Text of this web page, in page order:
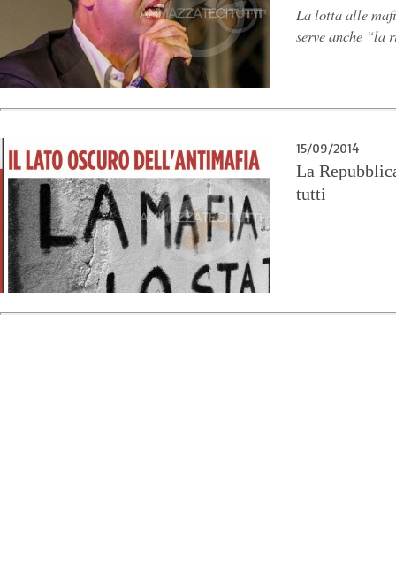
La lotta alle
serve anche “la
15/09/2014
La
tutti